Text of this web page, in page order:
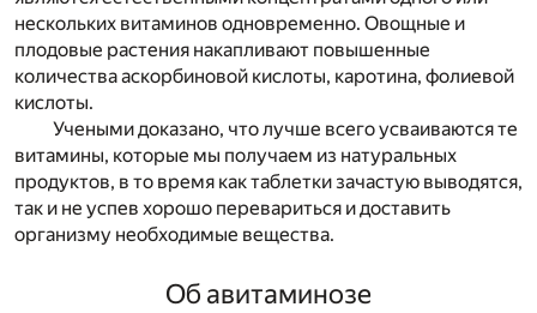
нескольких витаминов одновременно. Овощные и
плодовые растения накапливают повышенные
количества аскорбиновой кислоты, каротина, фолиевой
кислоты.
Учеными доказано, что лучше всего усваиваются те
витамины, которые мы получаем из натуральных
продуктов, в то время как таблетки зачастую выводятся,
так и не успев хорошо перевариться и доставить
организму необходимые вещества.
Об авитаминозе